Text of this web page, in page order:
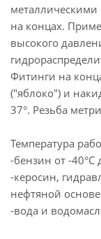
на концах.
высокого
Фитинги на
("яблоко") и
37°. Резьба
Температура
-бензин от -40°C
-керосин,
нефтяной
-вода и